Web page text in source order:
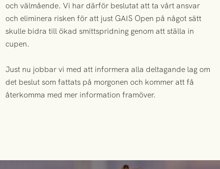
och välmående. Vi har därför beslutat att ta vårt ansvar
och eliminera risken för att just GAIS Open på något sätt
skulle bidra till ökad smittspridning genom att ställa in
cupen.
Just nu jobbar vi med att informera alla deltagande lag om
det beslut som fattats på morgonen och kommer att få
återkomma med mer information framöver.